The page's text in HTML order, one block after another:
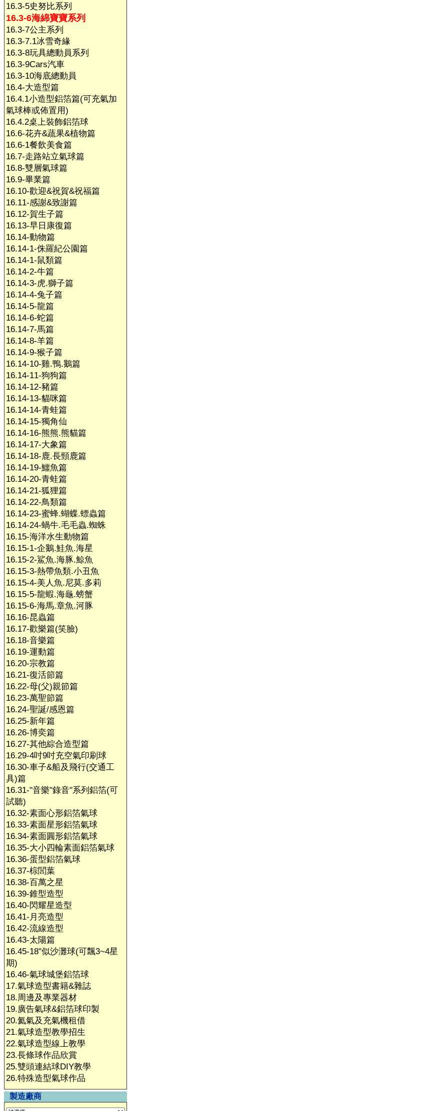
16.3-5史努比系列
16.3-6海綿寶寶系列
16.3-7公主系列
16.3-7.1冰雪奇緣
16.3-8玩具總動員系列
16.3-9Cars汽車
16.3-10海底總動員
16.4-大造型篇
16.4.1小造型鋁箔篇(可充氣加
氣球棒或佈置用)
16.4.2桌上裝飾鋁箔球
16.6-花卉&蔬果&植物篇
16.6-1餐飲美食篇
16.7-走路站立氣球篇
16.8-雙層氣球篇
16.9-畢業篇
16.10-歡迎&祝賀&祝福篇
16.11-感謝&致謝篇
16.12-賀生子篇
16.13-早日康復篇
16.14-動物篇
16.14-1-侏羅紀公園篇
16.14-1-鼠類篇
16.14-2-牛篇
16.14-3-虎.獅子篇
16.14-4-兔子篇
16.14-5-龍篇
16.14-6-蛇篇
16.14-7-馬篇
16.14-8-羊篇
16.14-9-猴子篇
16.14-10-雞.鴨.鵝篇
16.14-11-狗狗篇
16.14-12-豬篇
16.14-13-貓咪篇
16.14-14-青蛙篇
16.14-15-獨角仙
16.14-16-熊熊.熊貓篇
16.14-17-大象篇
16.14-18-鹿.長頸鹿篇
16.14-19-鱷魚篇
16.14-20-青蛙篇
16.14-21-狐狸篇
16.14-22-鳥類篇
16.14-23-蜜蜂.蝴蝶.螵蟲篇
16.14-24-蝸牛.毛毛蟲.蜘蛛
16.15-海洋水生動物篇
16.15-1-企鵝.鮭魚.海星
16.15-2-鯊魚.海豚.鯨魚
16.15-3-熱帶魚類.小丑魚
16.15-4-美人魚.尼莫.多莉
16.15-5-龍蝦.海龜.螃蟹
16.15-6-海馬.章魚.河豚
16.16-昆蟲篇
16.17-歡樂篇(笑臉)
16.18-音樂篇
16.19-運動篇
16.20-宗教篇
16.21-復活節篇
16.22-母(父)親節篇
16.23-萬聖節篇
16.24-聖誕/感恩篇
16.25-新年篇
16.26-博奕篇
16.27-其他綜合造型篇
16.29-4吋9吋充空氣印刷球
16.30-車子&船及飛行(交通工
具)篇
16.31-"音樂"錄音"系列鋁箔(可
試聽)
16.32-素面心形鋁箔氣球
16.33-素面星形鋁箔氣球
16.34-素面圓形鋁箔氣球
16.35-大小四輪素面鋁箔氣球
16.36-蛋型鋁箔氣球
16.37-棕閭葉
16.38-百萬之星
16.39-錐型造型
16.40-閃耀星造型
16.41-月亮造型
16.42-流線造型
16.43-太陽篇
16.45-18"似沙灘球(可飄3~4星
期)
16.46-氣球城堡鋁箔球
17.氣球造型書籍&雜誌
18.周邊及專業器材
19.廣告氣球&鋁箔球印製
20.氦氣及充氣機租借
21.氣球造型教學招生
22.氣球造型線上教學
23.長條球作品欣賞
25.雙頭連結球DIY教學
26.特殊造型氣球作品
製造廠商